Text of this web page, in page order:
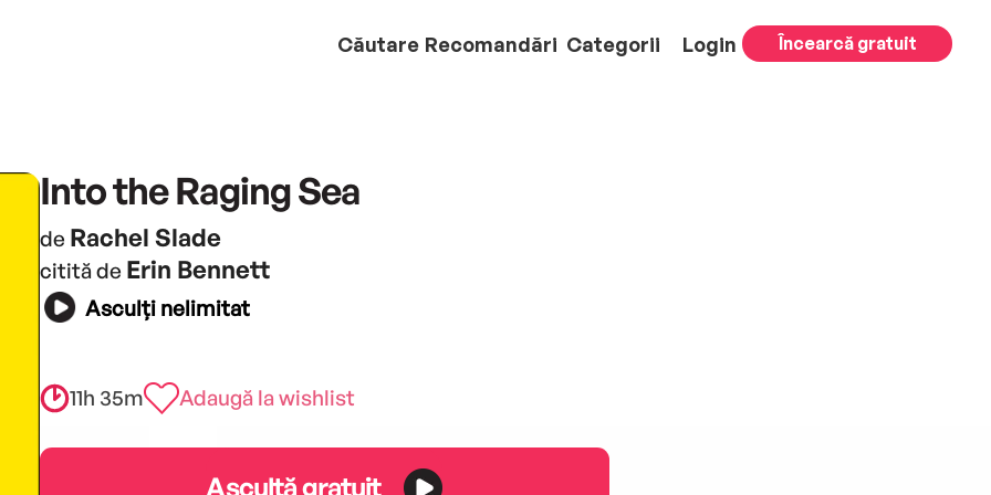
Căutare Recomandări Categorii Login Încearcă gratuit
Into the Raging Sea
de Rachel Slade
citită de Erin Bennett
Asculți nelimitat
11h 35m Adaugă la wishlist
Ascultă gratuit